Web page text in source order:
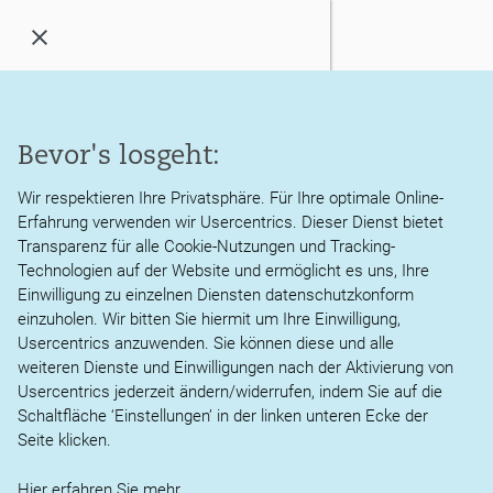
öffnen
schließen
Leistungen
Aktuelles
Service
Karriere
Kontakt
Bundesregierung einigt
sich auf neues
Förderkonzept für
erneuerbares Heizen
ALLGEMEINES
Die Bundesregierung hat sich am 19.04.2023 auf ein neues
Förderkonzept zum erneuerbaren Heizen verständigt. Mit
dem Gesetzentwurf zur Novelle des
Bevor's losgeht:
Wir respektieren Ihre Privatsphäre. Für Ihre optimale Online-
Erfahrung verwenden wir Usercentrics. Dieser Dienst bietet
Transparenz für alle Cookie-Nutzungen und Tracking-
Technologien auf der Website und ermöglicht es uns, Ihre
Einwilligung zu einzelnen Diensten datenschutzkonform
einzuholen. Wir bitten Sie hiermit um Ihre Einwilligung,
Usercentrics anzuwenden. Sie können diese und alle
weiteren Dienste und Einwilligungen nach der Aktivierung von
Usercentrics jederzeit ändern/widerrufen, indem Sie auf die
Schaltfläche ‘Einstellungen’ in der linken unteren Ecke der
Seite klicken.